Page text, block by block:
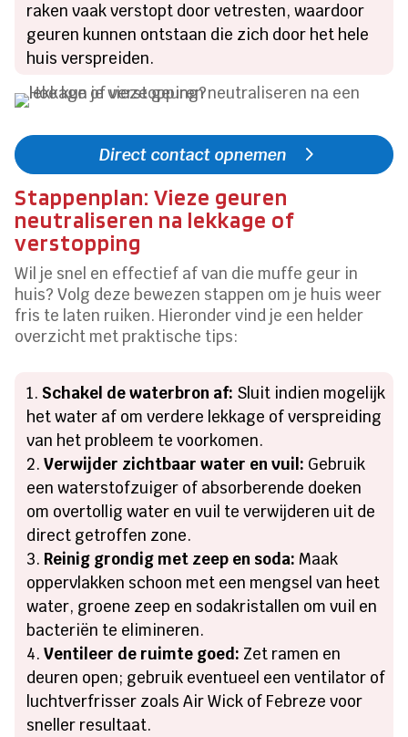
raken vaak verstopt door vetresten, waardoor
geuren kunnen ontstaan die zich door het hele
huis verspreiden.
Direct contact opnemen
Stappenplan: Vieze geuren
neutraliseren na lekkage of
verstopping
Wil je snel en effectief af van die muffe geur in
huis? Volg deze bewezen stappen om je huis weer
fris te laten ruiken. Hieronder vind je een helder
overzicht met praktische tips:
Schakel de waterbron af: Sluit indien mogelijk
het water af om verdere lekkage of verspreiding
van het probleem te voorkomen.
Verwijder zichtbaar water en vuil: Gebruik
een waterstofzuiger of absorberende doeken
om overtollig water en vuil te verwijderen uit de
direct getroffen zone.
Reinig grondig met zeep en soda: Maak
oppervlakken schoon met een mengsel van heet
water, groene zeep en sodakristallen om vuil en
bacteriën te elimineren.
Ventileer de ruimte goed: Zet ramen en
deuren open; gebruik eventueel een ventilator of
luchtverfrisser zoals Air Wick of Febreze voor
sneller resultaat.